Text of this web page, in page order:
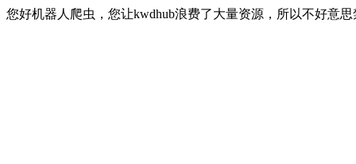
您好机器人爬虫，您让kwdhub浪费了大量资源，所以不好意